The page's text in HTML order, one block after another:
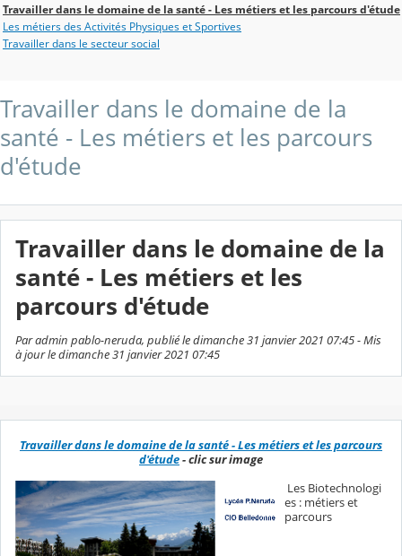
Travailler dans le domaine de la santé - Les métiers et les parcours d'étude
Les métiers des Activités Physiques et Sportives
Travailler dans le secteur social
Travailler dans le domaine de la
santé - Les métiers et les parcours
d'étude
Travailler dans le domaine de la
santé - Les métiers et les
parcours d'étude
Par admin pablo-neruda, publié le dimanche 31 janvier 2021 07:45 - Mis
à jour le dimanche 31 janvier 2021 07:45
Travailler dans le domaine de la santé - Les métiers et les parcours
d'étude- clic sur image
Les Biotechnologi
es : métiers et
parcours